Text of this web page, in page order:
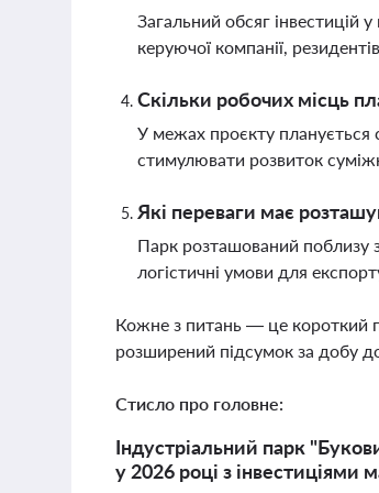
Загальний обсяг інвестицій
керуючої компанії,
Скільки робочих місць
У межах проєкту планується
стимулювати розвиток
Які переваги має
Парк розташований поблизу
логістичні умови для
Кожне з питань — це короткий
розширений підсумок за добу
Стисло про головне:
Індустріальний парк
у 2026 році з